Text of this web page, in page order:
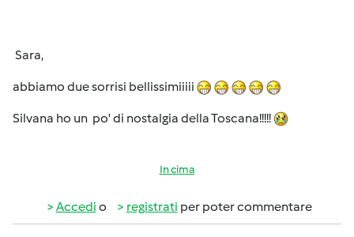
Sara,
abbiamo due sorrisi bellissimiiiii
Silvana ho un po' di nostalgia della Toscana!!!!!
In cima
Accedi o registrati per poter commentare